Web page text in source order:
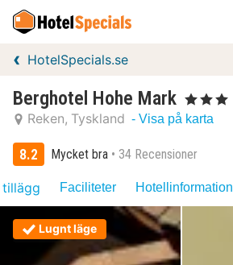
HotelSpecials.se
Berghotel Hohe Mark , 3 Stjärnor
Reken Tyskland - Visa på karta
8.2 Mycket bra 34 Recensioner
Faciliteter Hotellinformation
Lugnt läge